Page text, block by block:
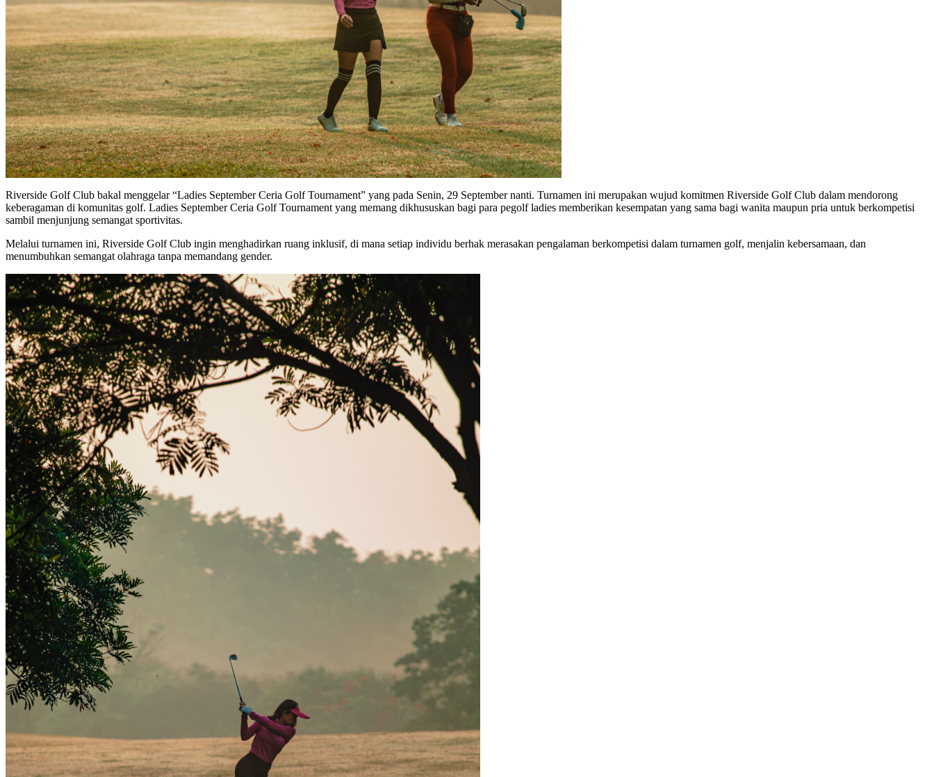
Riverside Golf Club bakal menggelar “Ladies September Ceria Golf Tournament” yang pada Senin, 29 September nanti. Turnamen ini merupakan wujud komitmen Riverside Golf Club dalam mendorong
keberagaman di komunitas golf. Ladies September Ceria Golf Tournament yang memang dikhususkan bagi para pegolf ladies memberikan kesempatan yang sama bagi wanita maupun pria untuk berkompetisi
sambil menjunjung semangat sportivitas.
Melalui turnamen ini, Riverside Golf Club ingin menghadirkan ruang inklusif, di mana setiap individu berhak merasakan pengalaman berkompetisi dalam turnamen golf, menjalin kebersamaan, dan
menumbuhkan semangat olahraga tanpa memandang gender.